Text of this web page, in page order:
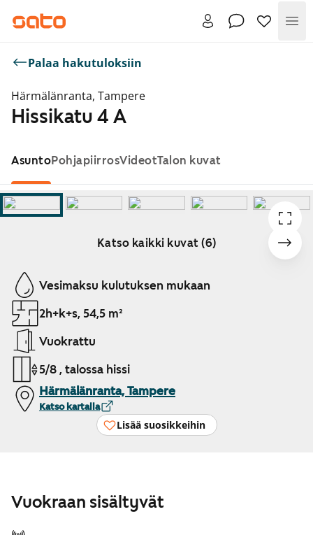
Palaa hakutuloksiin
Härmälänranta, Tampere
Hissikatu 4 A
AsuntoPohjapiirrosVideotTalon kuvat
Katso kaikki kuvat (6)
Näytetään dia 1 / 6
Vesimaksu kulutuksen mukaan
2h+k+s, 54,5 m²
Vuokrattu
5/8 , talossa hissi
Härmälänranta, Tampere
Katso kartalla
Lisää suosikkeihin
Vuokraan sisältyvät